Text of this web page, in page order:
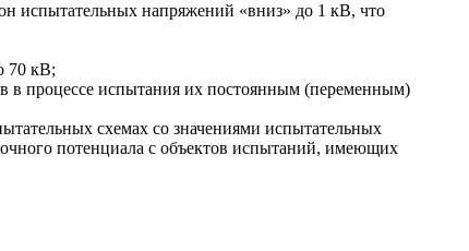
испытательных напряжений «вниз» до 1 кВ, что
70 кВ;
в процессе испытания их постоянным (переменным)
схемах со значениями испытательных
потенциала с объектов испытаний, имеющих